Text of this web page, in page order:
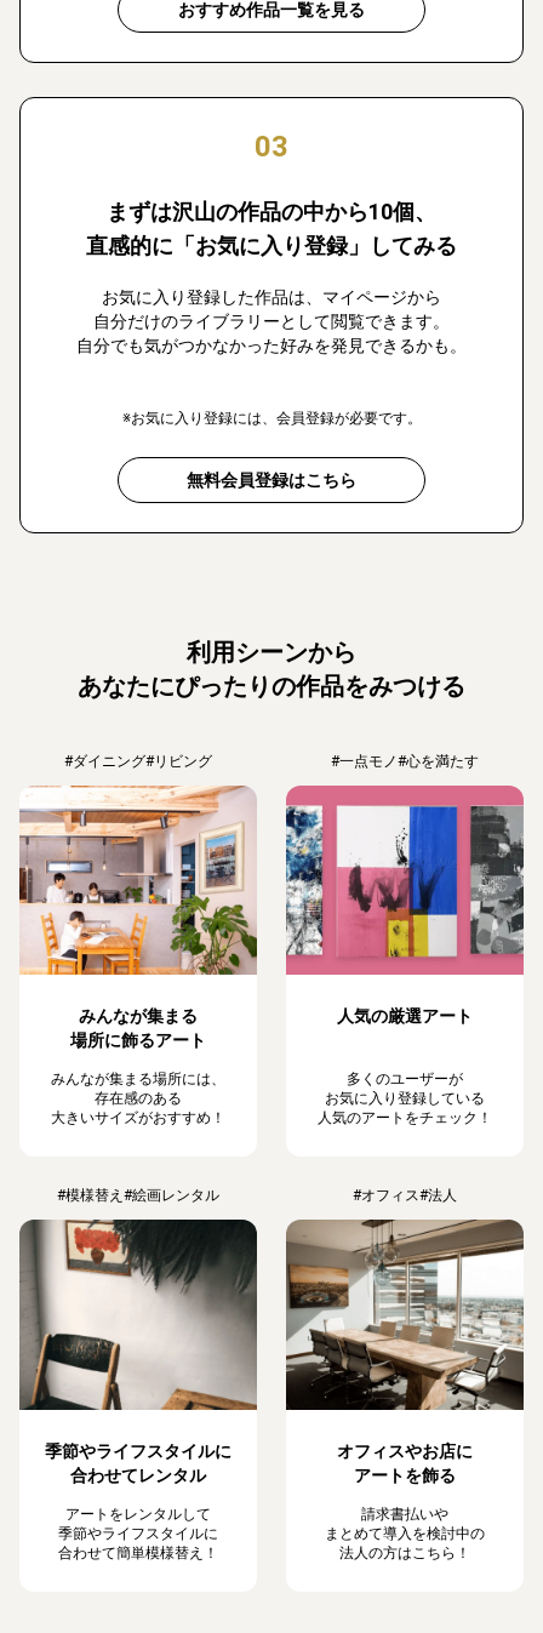
おすすめ作品一覧を見る
03
まずは沢山の作品の中から10個、
直感的に「お気に入り登録」してみる
お気に入り登録した作品は、マイページから
自分だけのライブラリーとして閲覧できます。
自分でも気がつかなかった好みを発見できるかも。
※お気に入り登録には、会員登録が必要です。
無料会員登録はこちら
利用シーンから
あなたにぴったりの作品をみつける
#ダイニング#リビング
みんなが集まる
場所に飾るアート
みんなが集まる場所には、
存在感のある
大きいサイズがおすすめ！
#一点モノ#心を満たす
人気の厳選アート
多くのユーザーが
お気に入り登録している
人気のアートをチェック！
#模様替え #絵画レンタル
季節やライフスタイルに
合わせてレンタル
アートをレンタルして
季節やライフスタイルに
合わせて簡単模様替え！
#オフィス#法人
オフィスやお店に
アートを飾る
請求書払いや
まとめて導入を検討中の
法人の方はこちら！